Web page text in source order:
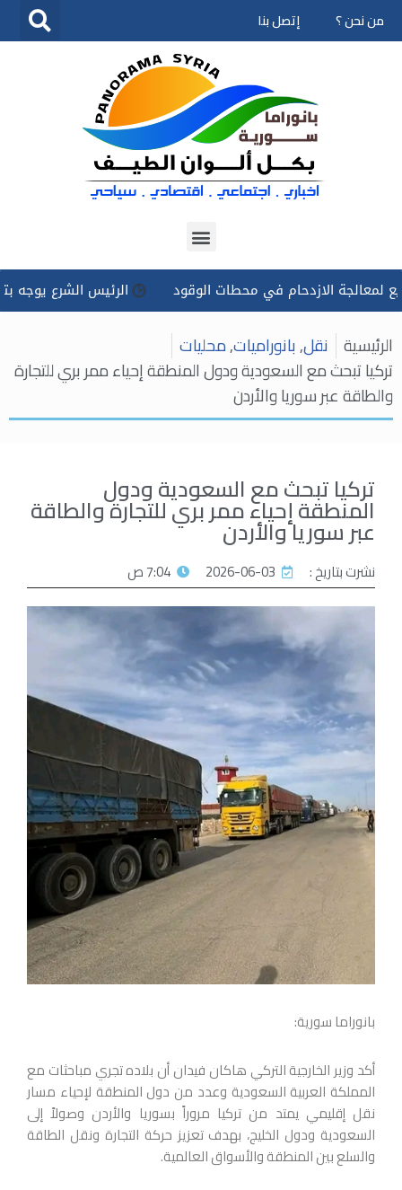
تخطى
من نحن ؟ إتصل بنا
الازدحام في محطات الوقود الرئيس الشرع يوجه بتسخير
الرئيسية نقل,بانوراميات,محليات
تركيا تبحث مع السعودية ودول المنطقة إحياء ممر بري للتجارة
والطاقة عبر سوريا والأردن
تركيا تبحث مع السعودية ودول
المنطقة إحياء ممر بري للتجارة والطاقة
عبر سوريا والأردن
نشرت بتاريخ : 2026-06-03 7:04 ص
بانوراما سورية:
أكد وزير الخارجية التركي هاكان فيدان أن بلاده تجري مباحثات مع
المملكة العربية السعودية وعدد من دول المنطقة لإحياء مسار
نقل إقليمي يمتد من تركيا مروراً بسوريا والأردن وصولاً إلى
السعودية ودول الخليج، بهدف تعزيز حركة التجارة ونقل الطاقة
والسلع بين المنطقة والأسواق العالمية.